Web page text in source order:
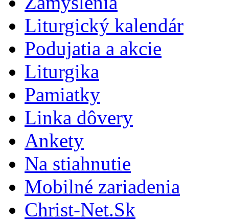
Liturgický kalendár
Podujatia a akcie
Liturgika
Pamiatky
Linka dôvery
Ankety
Na stiahnutie
Mobilné zariadenia
Christ-Net.Sk